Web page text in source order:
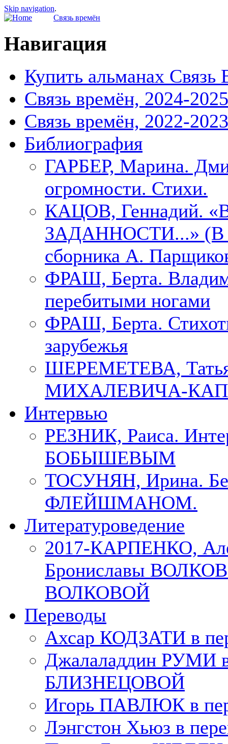
Skip navigation.
Связь времён
Навигация
Купить альманах Связь
Связь времён, 2024-2025
Связь времён, 2022-2023
Библиография
ГАРБЕР, Марина.
огромности. Стихи.
КАЦОВ, Геннадий.
ЗАДАННОСТИ...» (В
сборника А.
ФРАШ, Берта.
перебитыми ногами
ФРАШ, Берта.
зарубежья
ШЕРЕМЕТЕВА,
МИХАЛЕВИЧА-
Интервью
РЕЗНИК, Раиса.
БОБЫШЕВЫМ
ТОСУНЯН, Ирина.
ФЛЕЙШМАНОМ.
Литературоведение
2017-КАРПЕНКО,
Брониславы
ВОЛКОВОЙ
Переводы
Ахсар КОДЗАТИ в
Джалаладдин РУМИ
БЛИЗНЕЦОВОЙ
Игорь ПАВЛЮК в
Лэнгстон Хьюз в